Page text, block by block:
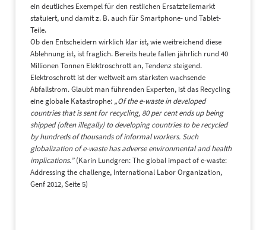
ein deutliches Exempel für den restlichen Ersatzteilemarkt
statuiert, und damit z. B. auch für Smartphone- und Tablet-
Teile.
Ob den Entscheidern wirklich klar ist, wie weitreichend diese
Ablehnung ist, ist fraglich. Bereits heute fallen jährlich rund 40
Millionen Tonnen Elektroschrott an, Tendenz steigend.
Elektroschrott ist der weltweit am stärksten wachsende
Abfallstrom. Glaubt man führenden Experten, ist das Recycling
eine globale Katastrophe: „Of the e-waste in developed
countries that is sent for recycling, 80 per cent ends up being
shipped (often illegally) to developing countries to be recycled
by hundreds of thousands of informal workers. Such
globalization of e-waste has adverse environmental and health
implications.”(Karin Lundgren: The global impact of e-waste:
Addressing the challenge, International Labor Organization,
Genf 2012, Seite 5)